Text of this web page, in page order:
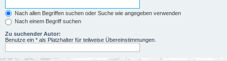
Nach allen Begriffen suchen oder Suche wie angegeben verwenden
Nach einem Begriff suchen
Zu suchender Autor:
Benutze ein * als Platzhalter für teilweise Übereinstimmungen.